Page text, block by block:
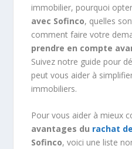
immobilier, pourquoi
avec Sofinco, quelles
comment faire votre
prendre en compte
Suivez notre guide pour
peut vous aider à
immobiliers.
Pour vous aider à mieux
avantages du rachat
Sofinco, voici une liste